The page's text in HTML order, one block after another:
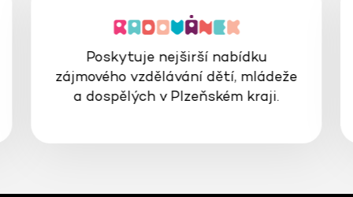
Poskytuje nejširší nabídku
zájmového vzdělávání dětí, mládeže
a dospělých v Plzeňském kraji.